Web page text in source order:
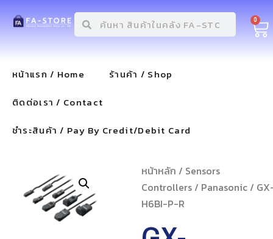
0
หน้าแรก / Home
ร้านค้า / Shop
ติดต่อเรา / Contact
ชำระสินค้า / Pay By Credit/Debit Card
หน้าหลัก / Sensors
Controllers/ Panasonic/
H6BI-P-R